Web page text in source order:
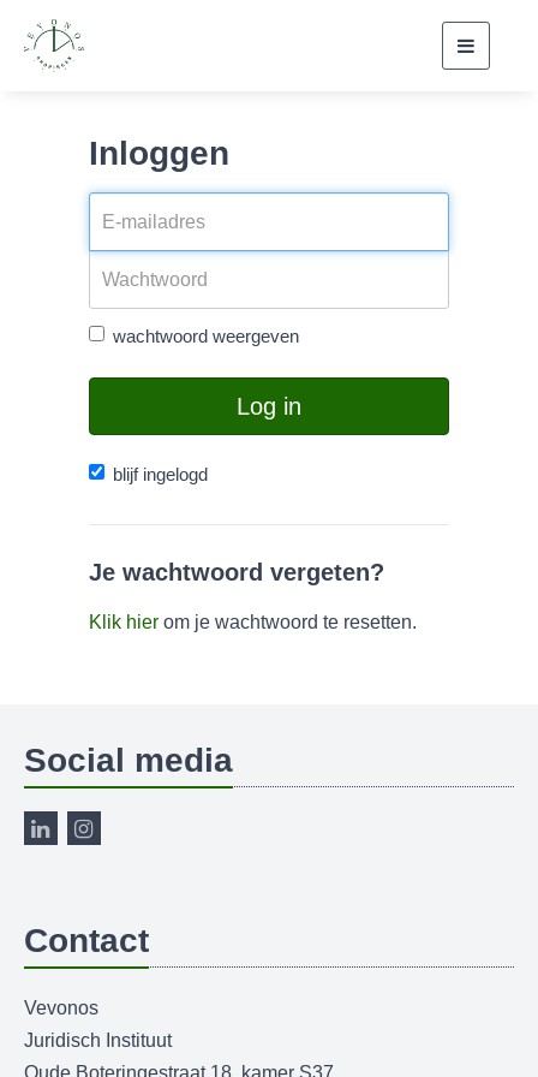
Inloggen
wachtwoord weergeven
Log in
blijf ingelogd
Je wachtwoord vergeten?
Klik hier om je wachtwoord te resetten.
Social media
Contact
Vevonos
Juridisch Instituut
Oude Boteringestraat 18, kamer S37